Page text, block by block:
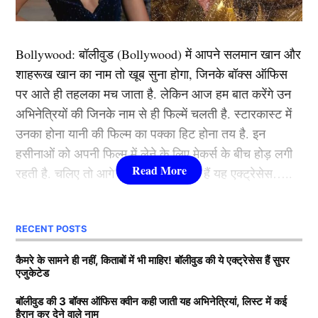
रजनीकांत के घर जाते हैं. इस दौरान की तस्वीरें भी सोशल मीडिया
मृणाल ठाकुर और धनुष कब लेंगे फेरे?
मृणाल ठाकुर और धनुष की अफेयर की खबरें बीते साल 2025 में
अजय देवगन की फिल्म सन ऑफ सरदार 2 के प्रीमियर से उड़ी
थी. इस दौरान दोनों एक साथ करीब नजर आए थे. अब दोनों अपनी
शादी की वजह से चर्चाओं में हैं. अब दावा किया जा रहा है कि दिनों
फंक्शन में सात फेरे लेंगे. मीडिया रिपोर्ट्स के मुताबिक मृणाल और
धनुष की शादी में करीबी परिवार और दोस्त ही शामिल होंगे.
बॉलीवुड के वो 5 खलनायक, जिन्होंने अपनी खूबसूरत बेटियों को
दुनिया से छिपाया
TAGGED: Dhanush Mrunal Thakur
Bollywood:बॉलीवुड (Bollywood)में आपने सलमान खान और
शाहरूख खान का नाम तो खूब सुना होगा, जिनके बॉक्स ऑफिस
पर आते ही तहलका मच जाता है. लेकिन आज हम बात करेंगे उन
अभिनेत्रियों की जिनके नाम से ही फिल्में चलती है. स्टारकास्ट में
उनका होना यानी की फिल्म का पक्का हिट होना तय है. इन
हसीनाओं को अपनी फिल्म में लेने के लिए मेकर्स के बीच होड़ लगी
रहती है. चलिए तो आगे जानते हैं कौन-कौन हैं यह एक्ट्रेसेस…..
1.दीपिका पादुकोण ( Deepika
Padukone)
RECENT POSTS
कैमरे के सामने ही नहीं, किताबों में भी माहिर! बॉलीवुड की ये एक्ट्रेसेस हैं सुपर
एजुकेटेड
बॉलीवुड की 3 बॉक्स ऑफिस क्वीन कही जाती यह अभिनेत्रियां, लिस्ट में कई
हैरान कर देने वाले नाम